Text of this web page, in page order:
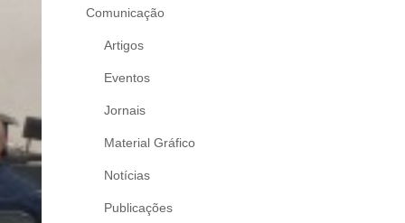
Comunicação
Artigos
Eventos
Jornais
Material Gráfico
Notícias
Publicações